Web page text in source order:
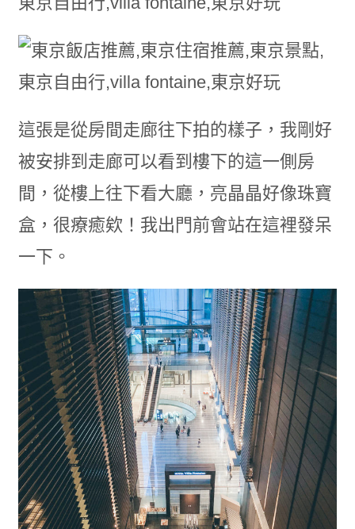
這張是從房間走廊往下拍的樣子，我剛好
被安排到走廊可以看到樓下的這一側房
間，從樓上往下看大廳，亮晶晶好像珠寶
盒，很療癒欸！我出門前會站在這裡發呆
一下。